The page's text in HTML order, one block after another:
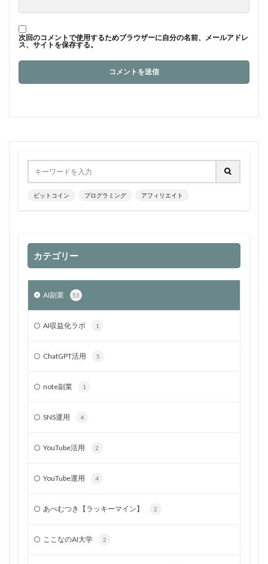
次回のコメントで使用するためブラウザーに自分の名前、メールアドレ
ス、サイトを保存する。
ビットコイン プログラミング アフィリエイト
カテゴリー
AI副業 53
AI収益化ラボ 1
ChatGPT活用 5
note副業 1
SNS運用 4
YouTube活用 2
YouTube運用 4
あべむつき【ラッキーマイン】 2
ここなのAI大学 2